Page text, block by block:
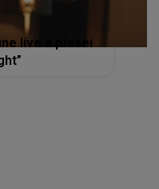
live a piesei